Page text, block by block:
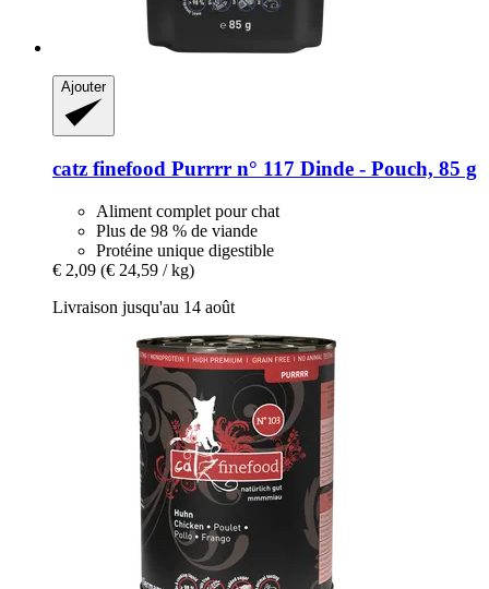
Ajouter
catz finefood Purrrr n° 117 Dinde -​ Pouch, 85 g
Aliment complet pour chat
Plus de 98 % de viande
Protéine unique digestible
€ 2,09 (€ 24,59 / kg)
Livraison jusqu'au 14 août